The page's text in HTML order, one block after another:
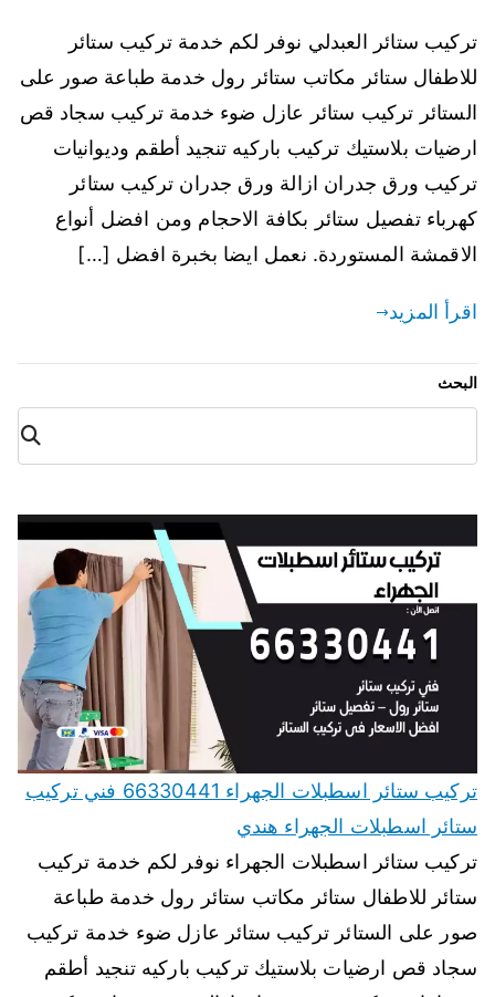
تركيب ستائر العبدلي نوفر لكم خدمة تركيب ستائر
للاطفال ستائر مكاتب ستائر رول خدمة طباعة صور على
الستائر تركيب ستائر عازل ضوء خدمة تركيب سجاد قص
ارضيات بلاستيك تركيب باركيه تنجيد أطقم وديوانيات
تركيب ورق جدران ازالة ورق جدران تركيب ستائر
كهرباء تفصيل ستائر بكافة الاحجام ومن افضل أنواع
الاقمشة المستوردة. نعمل ايضا بخبرة افضل […]
اقرأ المزيد
البحث
البح
ث
تركيب ستائر اسطبلات الجهراء 66330441 فني تركيب
ستائر اسطبلات الجهراء هندي
تركيب ستائر اسطبلات الجهراء نوفر لكم خدمة تركيب
ستائر للاطفال ستائر مكاتب ستائر رول خدمة طباعة
صور على الستائر تركيب ستائر عازل ضوء خدمة تركيب
سجاد قص ارضيات بلاستيك تركيب باركيه تنجيد أطقم